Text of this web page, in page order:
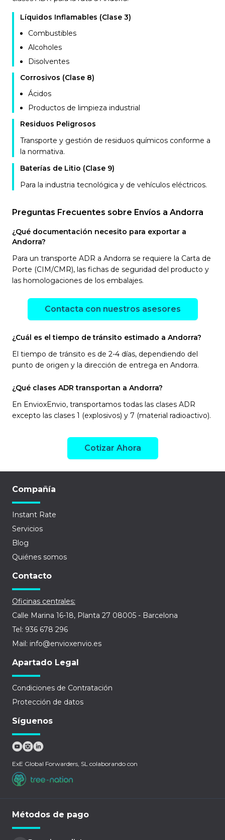
Líquidos Inflamables (Clase 3)
Combustibles
Alcoholes
Disolventes
Corrosivos (Clase 8)
Ácidos
Productos de limpieza industrial
Residuos Peligrosos
Transporte y gestión de residuos químicos conforme a
la normativa.
Baterías de Litio (Clase 9)
Para la industria tecnológica y de vehículos eléctricos.
Preguntas Frecuentes sobre Envíos a Andorra
¿Qué documentación necesito para exportar a
Andorra?
Para un transporte ADR a Andorra se requiere la Carta de
Porte (CIM/CMR), las fichas de seguridad del producto y
las homologaciones de los embalajes.
Contacta con nuestros asesores
¿Cuál es el tiempo de tránsito estimado a Andorra?
El tiempo de tránsito es de 2-4 días, dependiendo del
punto de origen y la dirección de entrega en Andorra.
¿Qué clases ADR transportan a Andorra?
En EnvioxEnvio, transportamos todas las clases ADR
excepto las clases 1 (explosivos) y 7 (material radioactivo).
Cotizar Ahora
Compañía
Instant Rate
Servicios
Blog
Quiénes somos
Contacto
Oficinas centrales:
Calle Marina 16-18, Planta 27 08005 - Barcelona
Tel: 936 678 296
Mail: info@envioxenvio.es
Apartado Legal
Condiciones de Contratación
Protección de datos
Síguenos
ExE Global Forwarders, SL colaborando con
Métodos de pago